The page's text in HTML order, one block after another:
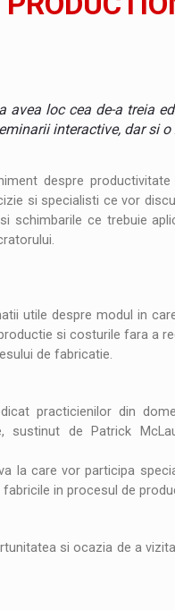
supun noilor
MOST DIGITALIZED
de management a Pall-
MEMBRU AL FAMILIEI:
pentru comanda
Demand
loc cea de-a treia
interactive, dar si
despre
si specialisti ce vor
schimbarile ce trebuie
utile despre modul in
si costurile fara a
de fabricatie.
practicienilor din
de Patrick
la care vor participa
in procesul de
si ocazia de a